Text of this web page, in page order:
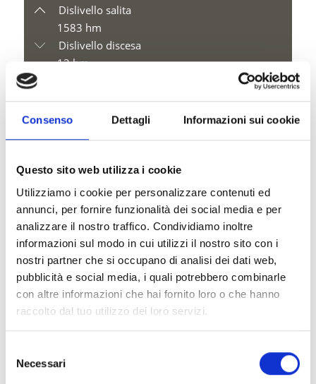
Consenso Dettagli Informazioni sui cookie
Questo sito web utilizza i cookie
Utilizziamo i cookie per personalizzare contenuti ed
annunci, per fornire funzionalità dei social media e per
analizzare il nostro traffico. Condividiamo inoltre
informazioni sul modo in cui utilizzi il nostro sito con i
nostri partner che si occupano di analisi dei dati web,
pubblicità e social media, i quali potrebbero combinarle
con altre informazioni che hai fornito loro o che hanno
raccolto dal tuo utilizzo dei loro servizi.
delNecessari
Dislivello salita
1583 hm
Dislivello discesa
13 hm
3427 m
scaricare GPX
V
Punta Zufritt (3.439 m)